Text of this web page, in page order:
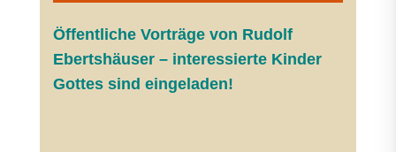
Öffentliche Vorträge von Rudolf
Ebertshäuser – interessierte Kinder
Gottes sind eingeladen!